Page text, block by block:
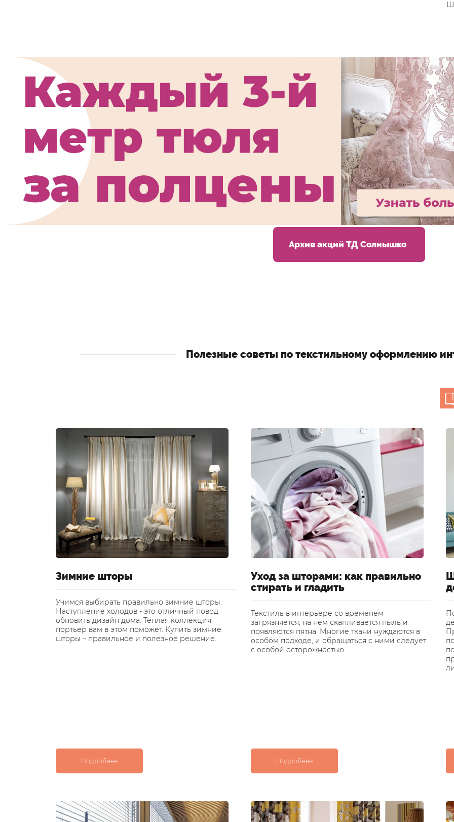
Архив акций ТД Солнышко
Полезные советы по текстильному оформлению
Зимние шторы
Учимся выбирать правильно зимние шторы.
Наступление холодов - это отличный повод
обновить дизайн дома. Теплая коллекция
портьер вам в этом поможет. Купить зимние
шторы – правильное и полезное решение.
Подробнее
Уход за шторами: как правильно
стирать и гладить
Текстиль в интерьере со временем
загрязняется, на нем скапливается пыль и
появляются пятна. Многие ткани нуждаются в
особом подходе, и обращаться с ними следует
с особой осторожностью.
Подробнее